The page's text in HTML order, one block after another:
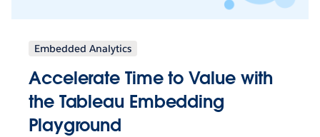
Embedded Analytics
Accelerate Time to Value with
the Tableau Embedding
Playground